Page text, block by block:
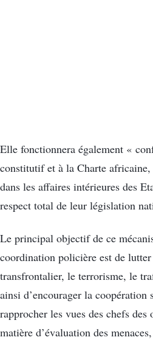
Elle fonctionnera également «
constitutif et à la Charte africaine,
dans les affaires intérieures des
respect total de leur législation
Le principal objectif de ce
coordination policière est de
transfrontalier, le terrorisme, le
ainsi d’encourager la coopération
rapprocher les vues des chefs des
matière d’évaluation des